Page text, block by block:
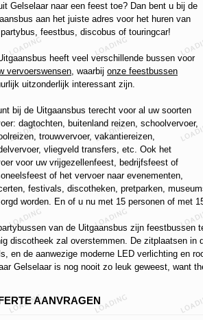
Gelselaar naar een feest toe? Dan bent u bij de
aan het juiste adres voor het huren van
feestbus, discobus of touringcar!
heeft veel verschillende bussen voor
vervoerswensen, waarbij onze feestbussen
uitzonderlijk interessant zijn.
bij de Uitgaansbus terecht voor al uw soorten
dagtochten, buitenland reizen, schoolvervoer,
trouwvervoer, vakantiereizen,
vliegveld transfers, etc. Ook het
voor uw vrijgezellenfeest, bedrijfsfeest of
of het vervoer naar evenementen,
festivals, discotheken, pretparken,
worden. En of u nu met 15 personen of met
van de Uitgaansbus zijn feestbussen
discotheek zal overstemmen. De zitplaatsen
en de aanwezige moderne LED verlichting en
Gelselaar is nog nooit zo leuk geweest, want
AANVRAGEN